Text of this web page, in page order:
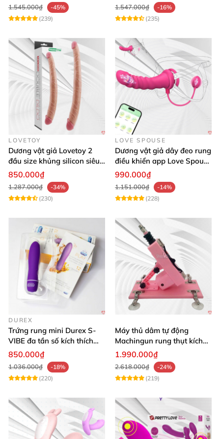
1.545.000₫
-45%
(239)
1.547.000₫
-16%
(235)
LOVETOY
Dương vật giả Lovetoy 2
đầu size khủng silicon siêu
mềm có thể uốn
850.000₫
1.287.000₫
-34%
(230)
LOVE SPOUSE
Dương vật giả dây đeo rung
điều khiển app Love Spouse
thỏa mãn
990.000₫
1.151.000₫
-14%
(228)
DUREX
Trứng rung mini Durex S-
VIBE đa tần số kích thích
điểm G
850.000₫
1.036.000₫
-18%
(220)
Máy thủ dâm tự động
Machingun rung thụt kích
thích âm đạo cực phê
1.990.000₫
2.618.000₫
-24%
(219)